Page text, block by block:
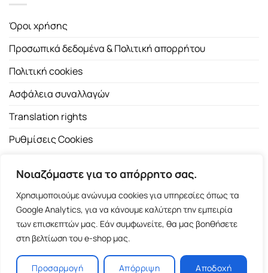
Νοιαζόμαστε για το απόρρητο σας.
Χρησιμοποιούμε ανώνυμα cookies για υπηρεσίες όπως τα
Google Analytics, για να κάνουμε καλύτερη την εμπειρία
των επισκεπτών μας. Εάν συμφωνείτε, θα μας βοηθήσετε
στη βελτίωση του e-shop μας.
Προσαρμογή Απόρριψη Αποδοχή
Όροι χρήσης
Προσωπικά δεδομένα & Πολιτική απορρήτου
Πολιτική cookies
Ασφάλεια συναλλαγών
Translation rights
Ρυθμίσεις Cookies
Copyright 2026 ©Εκδοτικός Οίκος Α.Α. Λιβάνη| All rights
reserved.
Σόλωνος 98, 10680 Αθήνα | Τ:2103661200- F: 2103617791